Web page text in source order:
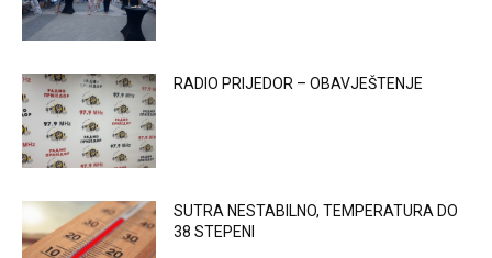
RADIO PRIJEDOR – OBAVJEŠTENJE
SUTRA NESTABILNO, TEMPERATURA DO
38 STEPENI